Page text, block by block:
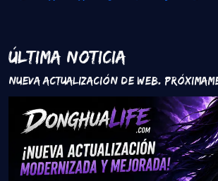
Última Noticia
Nueva Actualización de Web.